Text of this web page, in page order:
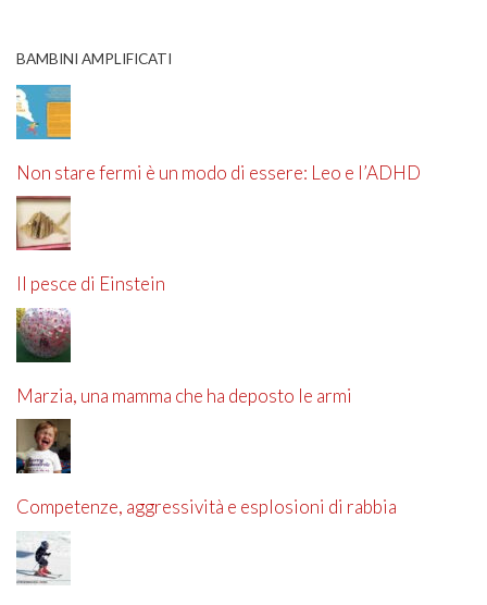
BAMBINI AMPLIFICATI
Non stare fermi è un modo di essere: Leo e l’ADHD
Il pesce di Einstein
Marzia, una mamma che ha deposto le armi
Competenze, aggressività e esplosioni di rabbia